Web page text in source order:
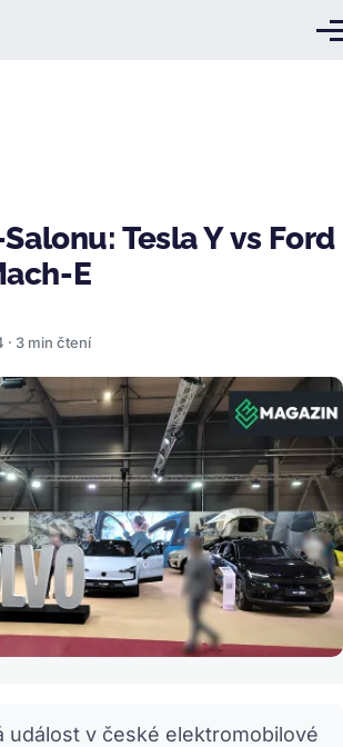
obsahu
Tesla Y vs Ford
E
· 3 min čtení
událost v české elektromobilové